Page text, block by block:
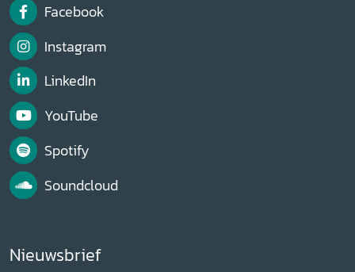
Facebook
Instagram
LinkedIn
YouTube
Spotify
Soundcloud
Nieuwsbrief